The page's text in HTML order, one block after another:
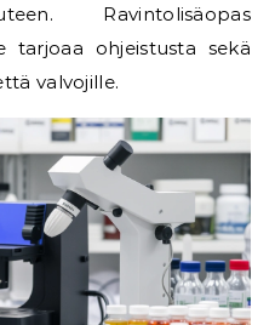
Ravintolisäopas
tarjoaa ohjeistusta sekä
valvojille.